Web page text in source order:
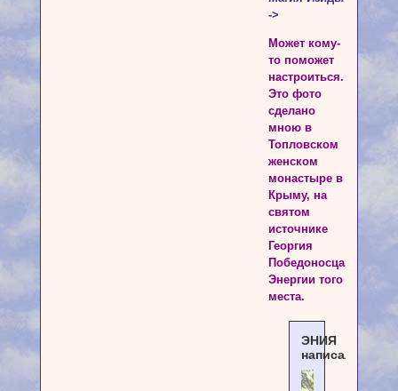
->
Может кому-
то поможет
настроиться.
Это фото
сделано
мною в
Топловском
женском
монастыре в
Крыму, на
святом
источнике
Георгия
Победоносца.
Энергии того
места.
ЭНИЯ
написал(а):